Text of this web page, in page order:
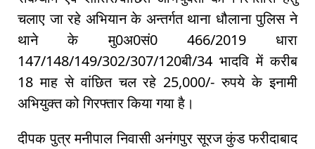
चलाए जा रहे अभियान के अन्तर्गत थाना धौलाना पुलिस ने
थाने के मु0अ0सं0 466/2019 धारा
147/148/149/302/307/120बी/34 भादवि में करीब
18 माह से वांछित चल रहे 25,000/- रुपये के इनामी
अभियुक्त को गिरफ्तार किया गया है।
दीपक पुत्र मनीपाल निवासी अनंगपुर सूरज कुंड फरीदाबाद